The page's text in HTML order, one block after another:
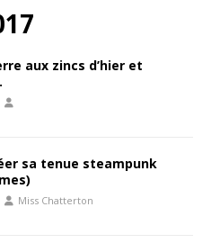
aux zincs d’hier et
sa tenue steampunk
Miss Chatterton